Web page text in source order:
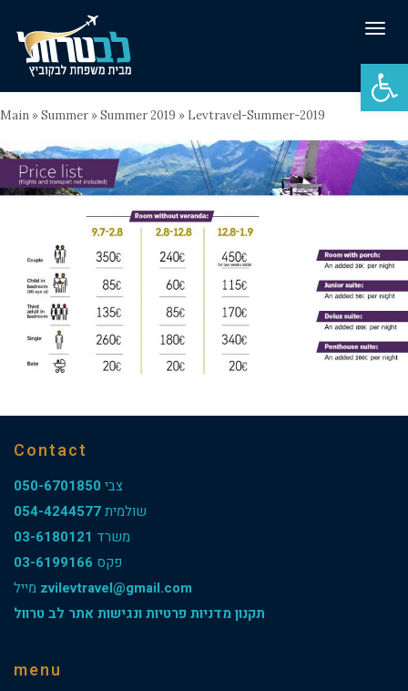
Main »Summer »Summer 2019 » Levtravel-Summer-2019
Contact
צבי 050-6701850
שולמית054-4244577
משרד 03-6180121
פקס 03-6199166
zvilevtravel@gmail.com
תקנון מדניות פרטיות ונגישות אתר לב טרוול
menu